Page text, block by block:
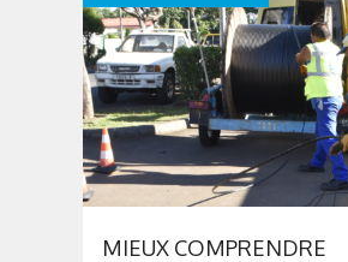
MIEUX COMPRENDRE